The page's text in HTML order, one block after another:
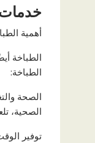
أهمية
الطباخة
الطباخة:
الصحة
الصحية،
توفير